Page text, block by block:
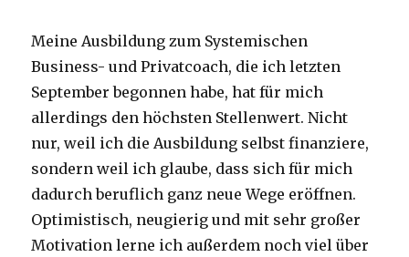
Meine Ausbildung zum Systemischen
Business- und Privatcoach, die ich letzten
September begonnen habe, hat für mich
allerdings den höchsten Stellenwert. Nicht
nur, weil ich die Ausbildung selbst finanziere,
sondern weil ich glaube, dass sich für mich
dadurch beruflich ganz neue Wege eröffnen.
Optimistisch, neugierig und mit sehr großer
Motivation lerne ich außerdem noch viel über